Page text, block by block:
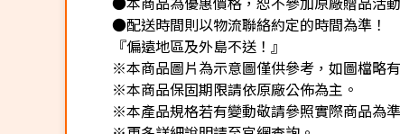
●配送時間則以物流聯絡約定的時間為準！
『偏遠地區及外島不送！』
※本商品圖片為示意圖僅供參考，如圖檔略
※本商品保固期限請依原廠公佈為主。
※本產品規格若有變動敬請參照實際商品為